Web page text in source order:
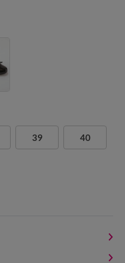
39 40